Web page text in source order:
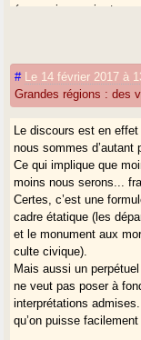
économique voire
Il restera fatalement
compétences de cette
dans la création d’une
négociations dans des
j’ose même le dire,
pourraient siéger dans
technocratiques.
Cet échelon plus
évidemment, qu’il
voisins et frères
accords
Je suis assez
# Le 14 février 2017 à
Grandes régions : des
Le discours est en
nous sommes d’autant
Ce qui implique que
moins nous serons...
Certes, c’est une
cadre étatique (les
et le monument aux
culte civique).
Mais aussi un
ne veut pas poser à
interprétations
qu’on puisse